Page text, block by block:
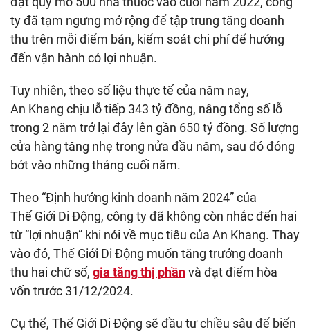
ty đã tạm ngưng mở rộng để tập trung tăng doanh
thu trên mỗi điểm bán, kiểm soát chi phí để hướng
đến vận hành có lợi nhuận.
Tuy nhiên, theo số liệu thực tế của năm nay,
An Khang chịu lỗ tiếp 343 tỷ đồng, nâng tổng số lỗ
trong 2 năm trở lại đây lên gần 650 tỷ đồng. Số lượng
cửa hàng tăng nhẹ trong nửa đầu năm, sau đó đóng
bớt vào những tháng cuối năm.
Theo “Định hướng kinh doanh năm 2024” của
Thế Giới Di Động, công ty đã không còn nhắc đến hai
từ “lợi nhuận” khi nói về mục tiêu của An Khang. Thay
vào đó, Thế Giới Di Động muốn tăng trưởng doanh
thu hai chữ số, gia tăng thị phầnvà đạt điểm hòa
vốn trước 31/12/2024.
Cụ thể, Thế Giới Di Động sẽ đầu tư chiều sâu để biến